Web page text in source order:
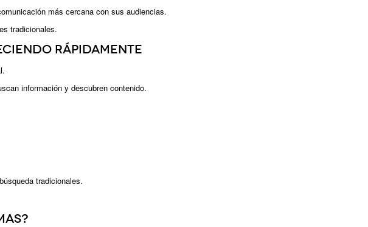
más cercana con sus audiencias.
tradicionales.
rápidamente
información y descubren contenido.
tradicionales.